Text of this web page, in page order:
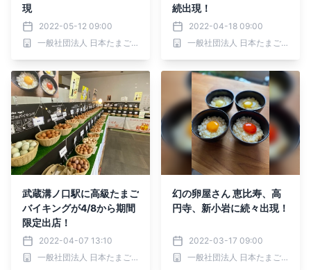
現
2022-05-12 09:00
一般社団法人 日本たまごかけごはん研究所
続出現！
2022-04-18 09:00
一般社団法人 日本たまごかけごはん研究所
武蔵溝ノ口駅に高級たまご
バイキングが4/8から期間
限定出店！
2022-04-07 13:10
一般社団法人 日本たまごかけごはん研究所
幻の卵屋さん 恵比寿、高
円寺、新小岩に続々出現！
2022-03-17 09:00
一般社団法人 日本たまごかけごはん研究所